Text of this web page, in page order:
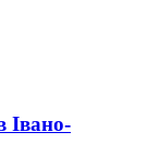
Івано-